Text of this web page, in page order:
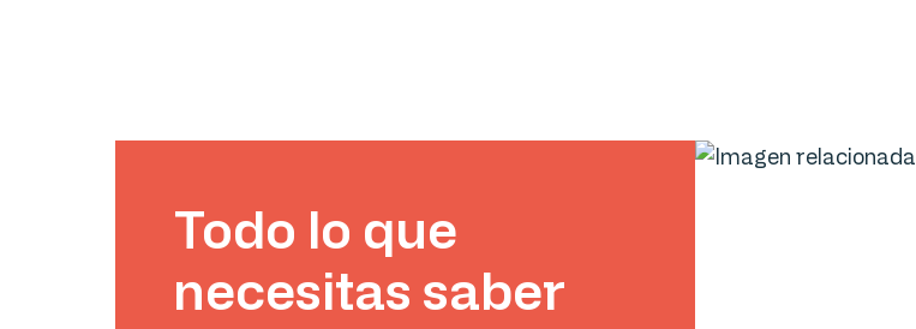
Todo lo que
necesitas saber